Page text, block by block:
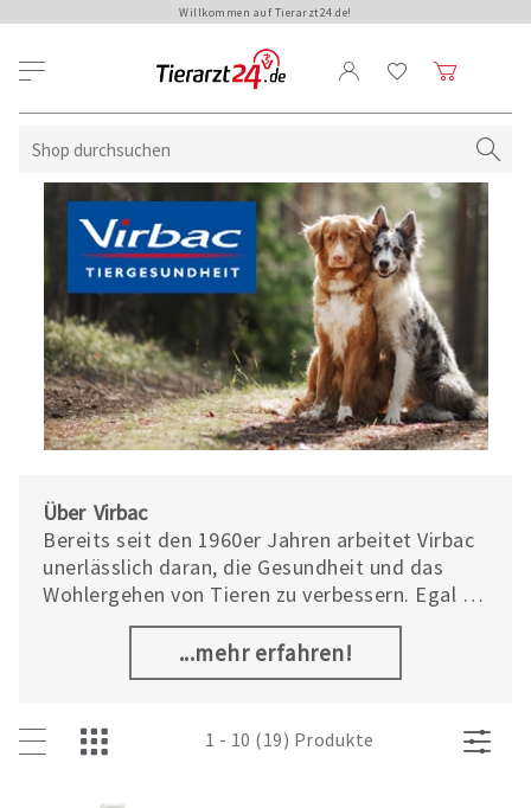
Willkommen auf Tierarzt24.de!
Über Virbac
Bereits seit den 1960er Jahren arbeitet Virbac
unerlässlich daran, die Gesundheit und das
Wohlergehen von Tieren zu verbessern. Egal ob
Landwirt, Tierarzt oder Tierhalter – Virbac
bietet eine riesige Auswahl an
pharmazeutischen, biologischen,
Lösungen für Klein- und Großtiere.
...mehr erfahren!
1 - 10 (19) Produkte